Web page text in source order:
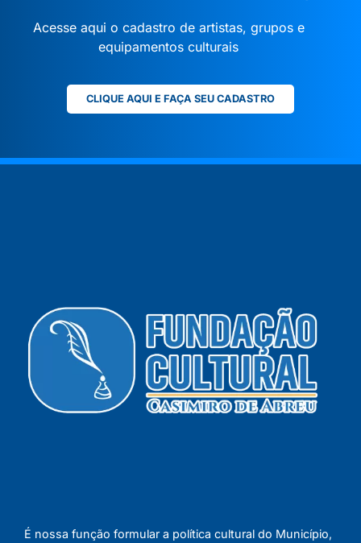
Acesse aqui o cadastro de artistas, grupos e
equipamentos culturais
CLIQUE AQUI E FAÇA SEU CADASTRO
É nossa função formular a política cultural do Município,